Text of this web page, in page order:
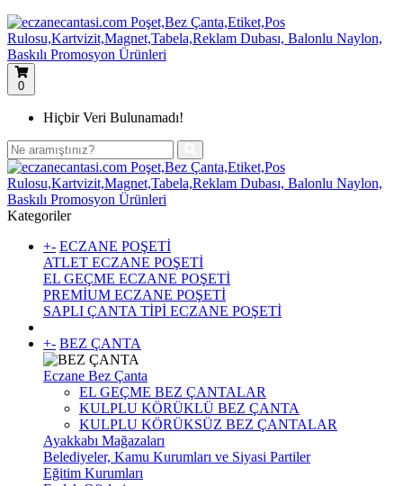
0
Hiçbir Veri Bulunamadı!
Kategoriler
+- ECZANE POŞETİ
ATLET ECZANE POŞETİ
EL GEÇME ECZANE POŞETİ
PREMİUM ECZANE POŞETİ
SAPLI ÇANTA TİPİ ECZANE POŞETİ
+- BEZ ÇANTA
Eczane Bez Çanta
EL GEÇME BEZ ÇANTALAR
KULPLU KÖRÜKLÜ BEZ ÇANTA
KULPLU KÖRÜKSÜZ BEZ ÇANTALAR
Ayakkabı Mağazaları
Belediyeler, Kamu Kurumları ve Siyasi Partiler
Eğitim Kurumları